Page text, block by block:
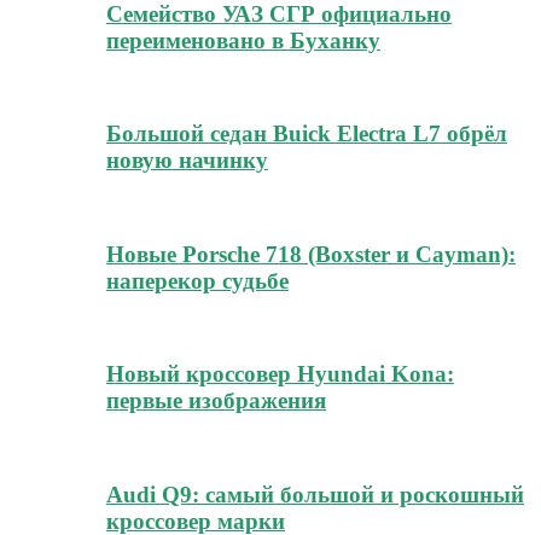
Семейство УАЗ СГР официально
переименовано в Буханку
Большой седан Buick Electra L7 обрёл
новую начинку
Новые Porsche 718 (Boxster и Cayman):
наперекор судьбе
Новый кроссовер Hyundai Kona:
первые изображения
Audi Q9: самый большой и роскошный
кроссовер марки